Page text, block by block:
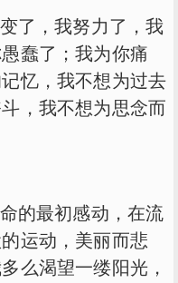
了，我努力了，我
蠢了；我为你痛
忆，我不想为过去
，我不想为思念而
的最初感动，在流
运动，美丽而悲
么渴望一缕阳光，